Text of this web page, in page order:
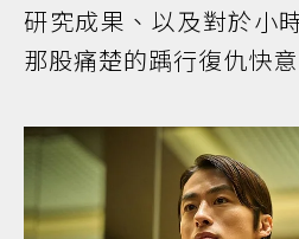
研究成果、以及對於小
那股痛楚的踽行復仇快意